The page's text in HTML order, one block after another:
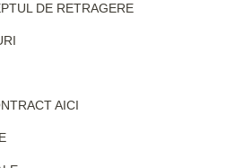
DE RETRAGERE
AICI